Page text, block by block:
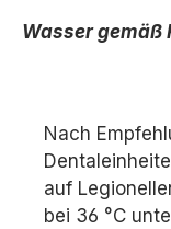
Wasser gemäß
Nach
auf
bei 36 °C